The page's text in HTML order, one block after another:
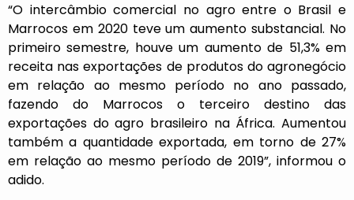
“O intercâmbio comercial no agro entre o Brasil e
Marrocos em 2020 teve um aumento substancial. No
primeiro semestre, houve um aumento de 51,3% em
receita nas exportações de produtos do agronegócio
em relação ao mesmo período no ano passado,
fazendo do Marrocos o terceiro destino das
exportações do agro brasileiro na África. Aumentou
também a quantidade exportada, em torno de 27%
em relação ao mesmo período de 2019”, informou o
adido.